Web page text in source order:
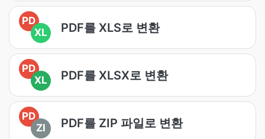
PD
XL
PDF를 XLS로 변환
PD
XL
PDF를 XLSX로 변환
PD
ZI
PDF를 ZIP 파일로 변환